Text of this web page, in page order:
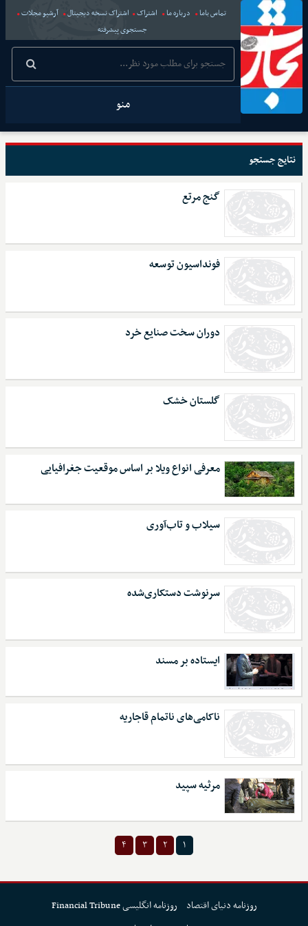
تماس باما درباره ما اشتراک اشتراک نسخه دیجیتال
آرشیو مجلات
جستجوی پیشرفته
منو
نتایج جستجو
گنج مرتع
فونداسیون توسعه
دوران سخت صنایع خرد
گلستان خشک
معرفی انواع ویلا بر اساس موقعیت جغرافیایی
سیلاب و تاب‌آوری
سرنوشت دستکاری‌شده
ایستاده بر مسند
ناکامی‌های ناتمام قاجاریه
مرثیه سپید
۱ ۲ ۳ ۴
روزنامه دنیای اقتصاد
روزنامه انگلیسی Financial Tribune